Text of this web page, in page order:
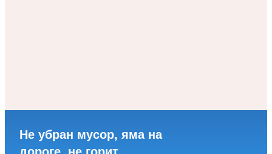
Не убран мусор, яма на